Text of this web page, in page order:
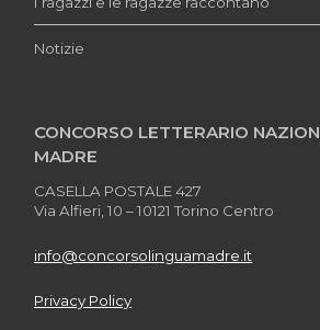
Notizie
CONCORSO LETTERARIO
MADRE
CASELLA POSTALE 427
Via Alfieri, 10 – 10121 Torino Centro
info@concorsolinguamadre.it
Privacy Policy